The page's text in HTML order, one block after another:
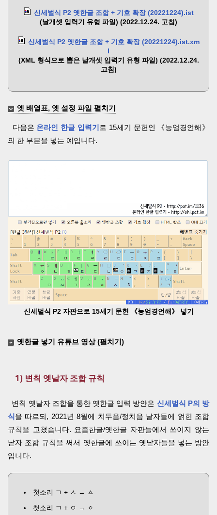
신세벌식 P2 옛한글 조합 + 기호 확장 (20221224).ist
(날개셋 입력기 유형 파일) (2022.12.24. 고침)
신세벌식 P2 옛한글 조합 + 기호 확장 (20221224).ist.xm
l
(XML 형식으로 뽑은 날개셋 입력기 유형 파일) (2022.12.24.
고침)
옛 배열표, 옛 설정 파일 펼치기
다음은 온라인 한글 입력기 로 15세기 문헌인 《능엄경언해》
의 한 부분을 넣는 예입니다.
신세벌식 P2 자판으로 15세기 문헌 《능엄경언해》 넣기
옛한글 넣기 유튜브 영상 (펼치기)
1) 변칙 옛낱자 조합 규칙
변칙 옛낱자 조합을 통한 옛한글 입력 방안은 신세벌식 P의 방
식을 따르되, 2021년 8월에 치두음/정치음 낱자들에 얽힌 조합
규칙을 고쳤습니다. 요즘한글/옛한글 자판들에서 쓰이지 않는
낱자 조합 규칙을 써서 옛한글에 쓰이는 옛낱자들을 넣는 방안
입니다.
첫소리 ㄱ + ㅅ → ㅿ
첫소리 ㄱ + ㅇ → ㆁ